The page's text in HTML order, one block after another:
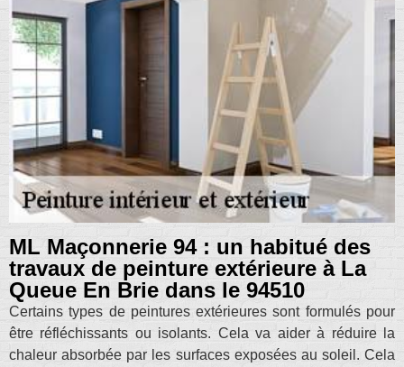
ML Maçonnerie 94 : un habitué des
travaux de peinture extérieure à La
Queue En Brie dans le 94510
Certains types de peintures extérieures sont formulés pour
être réfléchissants ou isolants. Cela va aider à réduire la
chaleur absorbée par les surfaces exposées au soleil. Cela